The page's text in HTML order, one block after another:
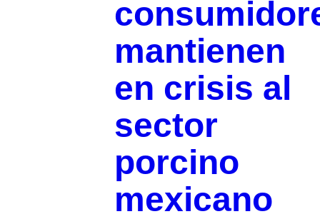
mantienen
en crisis al
sector
porcino
mexicano